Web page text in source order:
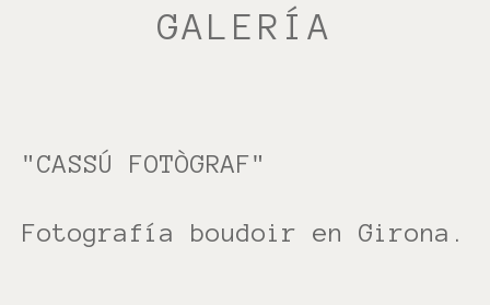
GALERÍA
"CASSÚ FOTÒGRAF"
Fotografía boudoir en Girona.